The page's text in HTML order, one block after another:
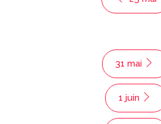
31 mai
1 juin